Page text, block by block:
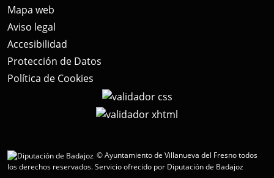
Mapa web
Aviso legal
Accesibilidad
Protección de Datos
Política de Cookies
© Ayuntamiento de Villanueva del Fresno todos
los derechos reservados.Servicio ofrecido por Diputación de Badajoz